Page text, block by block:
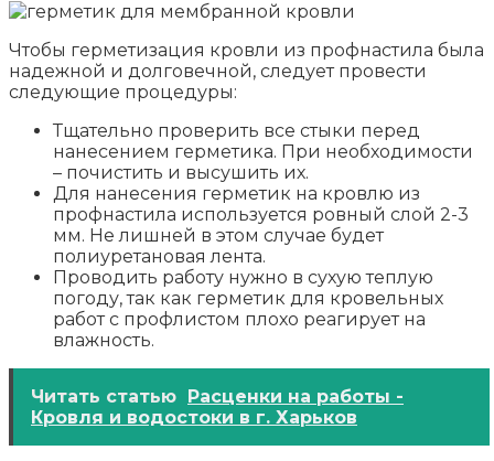
Чтобы герметизация кровли из профнастила была
надежной и долговечной, следует провести
следующие процедуры:
Тщательно проверить все стыки перед
нанесением герметика. При необходимости
– почистить и высушить их.
Для нанесения герметик на кровлю из
профнастила используется ровный слой 2-3
мм. Не лишней в этом случае будет
полиуретановая лента.
Проводить работу нужно в сухую теплую
погоду, так как герметик для кровельных
работ с профлистом плохо реагирует на
влажность.
Читать статью Расценки на работы -
Кровля и водостоки в г. Харьков